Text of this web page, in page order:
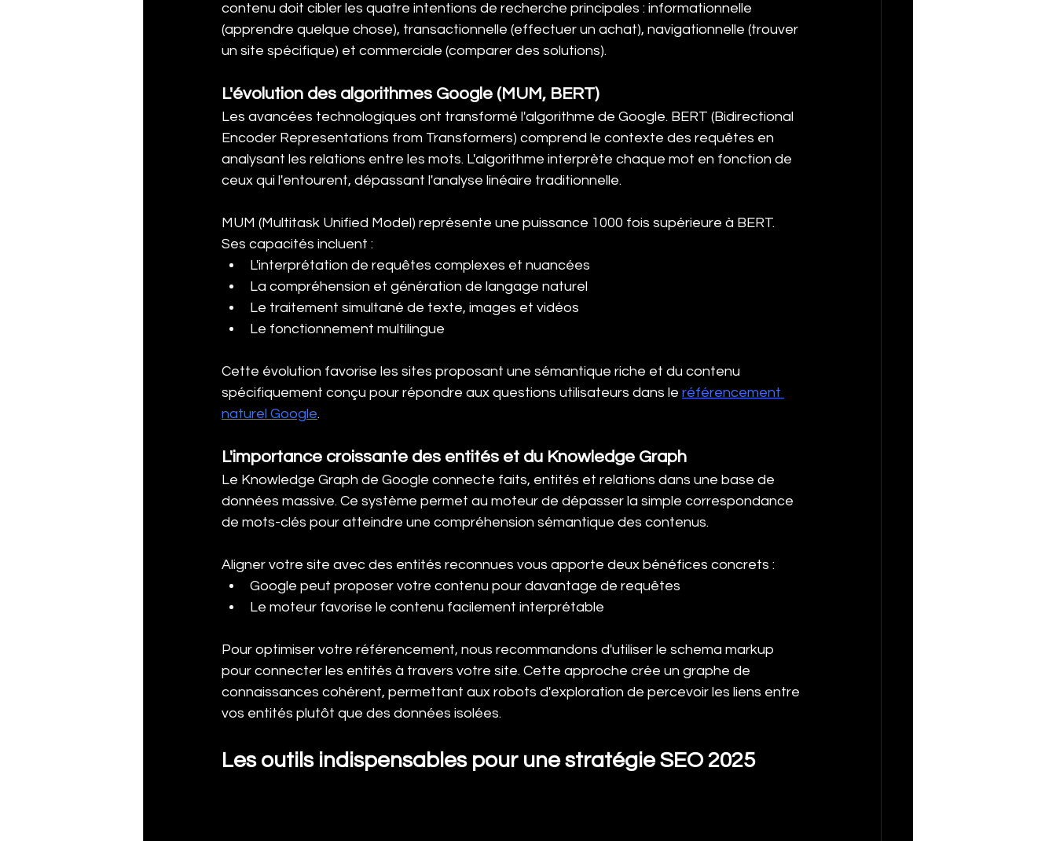
contenu doit cibler les quatre intentions de recherche principales : informationnelle
(apprendre quelque chose), transactionnelle (effectuer un achat), navigationnelle (trouver
un site spécifique) et commerciale (comparer des solutions).
L'évolution des algorithmes Google (MUM, BERT)
Les avancées technologiques ont transformé l'algorithme de Google. BERT (Bidirectional
Encoder Representations from Transformers) comprend le contexte des requêtes en
analysant les relations entre les mots. L'algorithme interprète chaque mot en fonction de
ceux qui l'entourent, dépassant l'analyse linéaire traditionnelle.
MUM (Multitask Unified Model) représente une puissance 1000 fois supérieure à BERT.
Ses capacités incluent :
L'interprétation de requêtes complexes et nuancées
La compréhension et génération de langage naturel
Le traitement simultané de texte, images et vidéos
Le fonctionnement multilingue
Cette évolution favorise les sites proposant une sémantique riche et du contenu
spécifiquement conçu pour répondre aux questions utilisateurs dans le référencement
naturel Google.
L'importance croissante des entités et du Knowledge Graph
Le Knowledge Graph de Google connecte faits, entités et relations dans une base de
données massive. Ce système permet au moteur de dépasser la simple correspondance
de mots-clés pour atteindre une compréhension sémantique des contenus.
Aligner votre site avec des entités reconnues vous apporte deux bénéfices concrets :
Google peut proposer votre contenu pour davantage de requêtes
Le moteur favorise le contenu facilement interprétable
Pour optimiser votre référencement, nous recommandons d'utiliser le schema markup
pour connecter les entités à travers votre site. Cette approche crée un graphe de
connaissances cohérent, permettant aux robots d'exploration de percevoir les liens entre
vos entités plutôt que des données isolées.
Les outils indispensables pour une stratégie SEO 2025